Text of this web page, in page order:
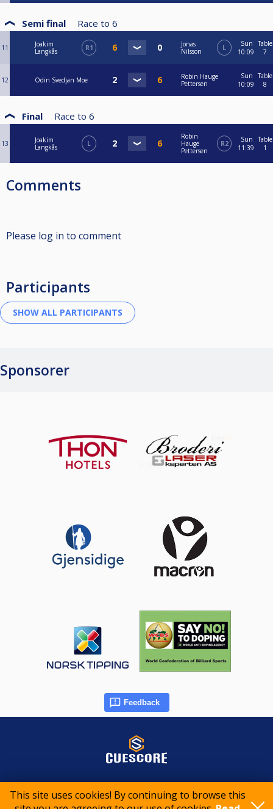
This site uses cookies! By continuing to browse this
Semi final Race to 6
11
Joakim
Langkås
R1
Jonas
Nilsson
L
Sun
10:09
Table
7
12 Odin Svedjan Moe
Robin Hauge
Pettersen
Sun
10:09
Table
8
Final Race to 6
13
Joakim
Langkås
L
Robin
Hauge
Pettersen
R2
Sun
11:39
Table
1
Comments
Please log in to comment
Participants
Sponsorer
Feedback
© 2015-2026 CueScore International